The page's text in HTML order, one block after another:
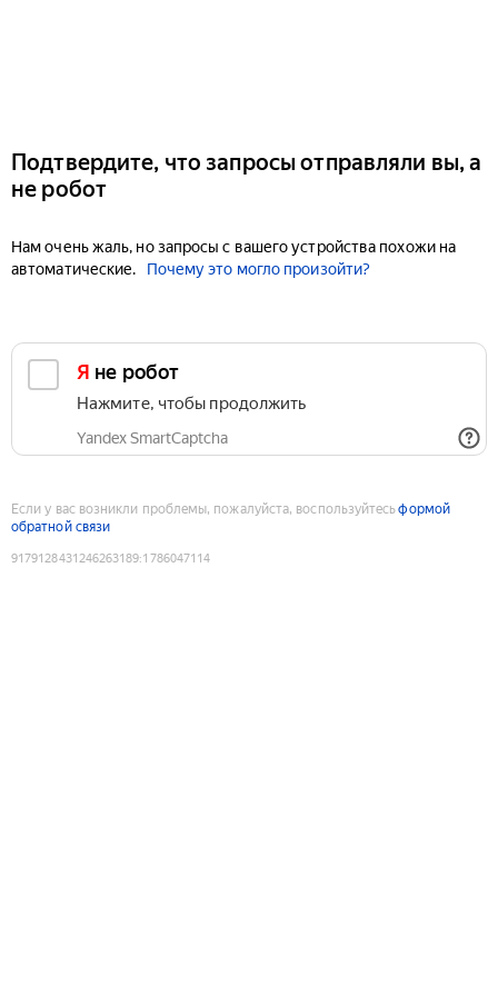
Подтвердите, что запросы отправляли вы, а
не робот
Нам очень жаль, но запросы с вашего устройства похожи на
автоматические.
Почему это могло произойти?
Я не робот
Нажмите, чтобы продолжить
Yandex SmartCaptcha
Если у вас возникли проблемы, пожалуйста, воспользуйтесьформой
обратной связи
9179128431246263189:1786047114